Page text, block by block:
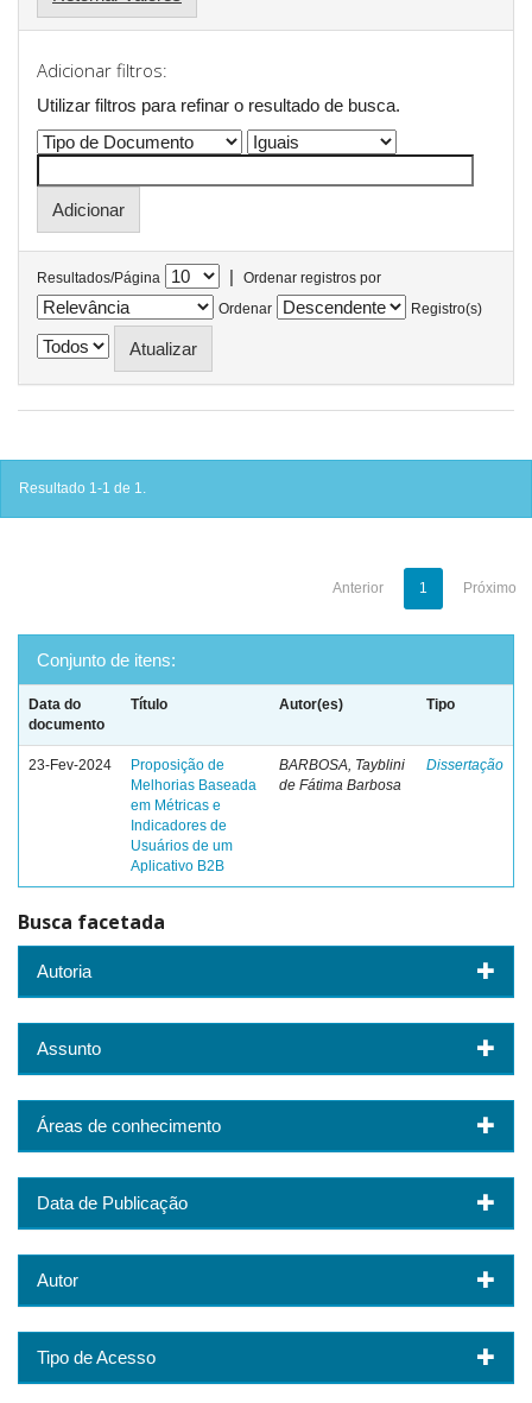
Adicionar filtros:
Utilizar filtros para refinar o resultado de busca.
Resultados/Página |
Ordenar registros por
Ordenar
Registro(s)
Resultado 1-1 de 1.
Anterior 1 Próximo
Conjunto de itens:
Data do
documento
Título Autor(es) Tipo
23-Fev-2024
Proposição de
Melhorias Baseada
em Métricas e
Indicadores de
Usuários de um
Aplicativo B2B
BARBOSA, Tayblini
de Fátima Barbosa
Dissertação
Busca facetada
Autoria
Assunto
Áreas de conhecimento
Data de Publicação
Autor
Tipo de Acesso